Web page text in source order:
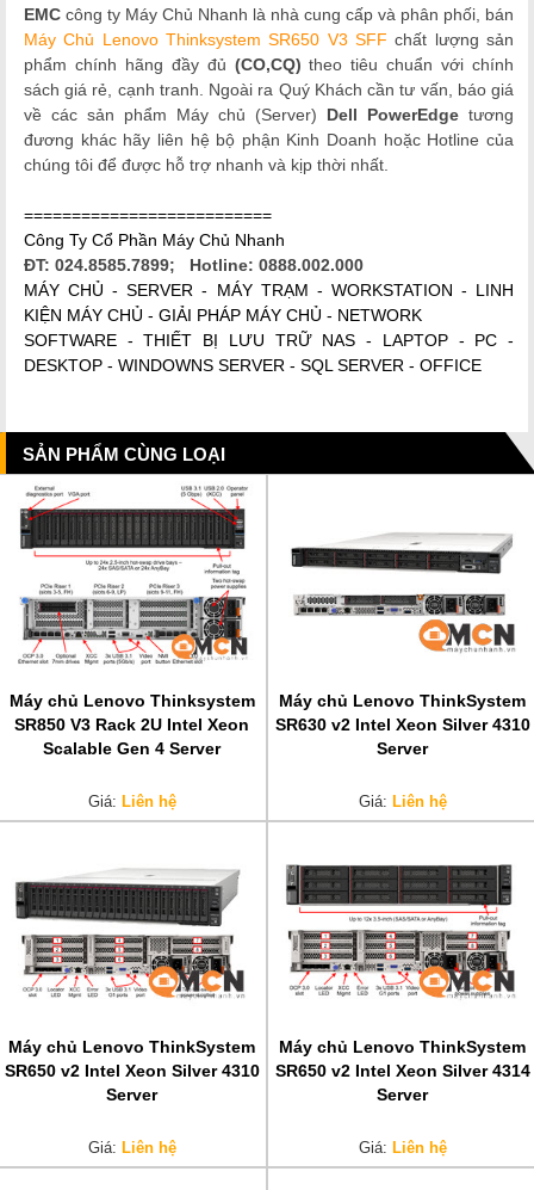
EMC công ty Máy Chủ Nhanh là nhà cung cấp và phân phối, bán
Máy Chủ Lenovo Thinksystem SR650 V3 SFFchất lượng sản
phẩm chính hãng đầy đủ (CO,CQ) theo tiêu chuẩn với chính
sách giá rẻ, cạnh tranh. Ngoài ra Quý Khách cần tư vấn, báo giá
về các sản phẩm Máy chủ (Server) Dell PowerEdge tương
đương khác hãy liên hệ bộ phận Kinh Doanh hoặc Hotline của
chúng tôi để được hỗ trợ nhanh và kịp thời nhất.
==========================
Công Ty Cổ Phần Máy Chủ Nhanh
ĐT: 024.8585.7899; Hotline: 0888.002.000
MÁY CHỦ - SERVER - MÁY TRẠM - WORKSTATION - LINH
KIỆN MÁY CHỦ - GIẢI PHÁP MÁY CHỦ - NETWORK
SOFTWARE - THIẾT BỊ LƯU TRỮ NAS - LAPTOP - PC -
DESKTOP - WINDOWNS SERVER - SQL SERVER - OFFICE
SẢN PHẨM CÙNG LOẠI
Máy chủ Lenovo Thinksystem
SR850 V3 Rack 2U Intel Xeon
Scalable Gen 4 Server
Giá: Liên hệ
Máy chủ Lenovo ThinkSystem
SR630 v2 Intel Xeon Silver 4310
Server
Giá: Liên hệ
Máy chủ Lenovo ThinkSystem
SR650 v2 Intel Xeon Silver 4310
Server
Giá: Liên hệ
Máy chủ Lenovo ThinkSystem
SR650 v2 Intel Xeon Silver 4314
Server
Giá: Liên hệ